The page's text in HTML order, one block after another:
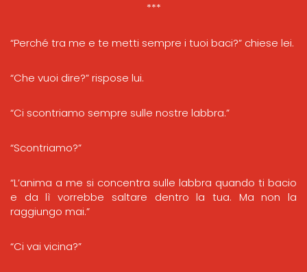
***
“Perché tra me e te metti sempre i tuoi baci?” chiese lei.
“Che vuoi dire?” rispose lui.
“Ci scontriamo sempre sulle nostre labbra.”
“Scontriamo?”
“L’anima a me si concentra sulle labbra quando ti bacio
e da lì vorrebbe saltare dentro la tua. Ma non la
raggiungo mai.”
“Ci vai vicina?”